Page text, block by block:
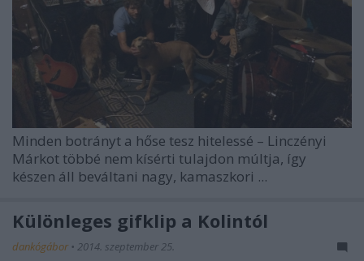
Minden botrányt a hőse tesz hitelessé – Linczényi
Márkot többé nem kísérti tulajdon múltja, így
készen áll beváltani nagy, kamaszkori ...
Különleges gifklip a Kolintól
dankógábor • 2014. szeptember 25.